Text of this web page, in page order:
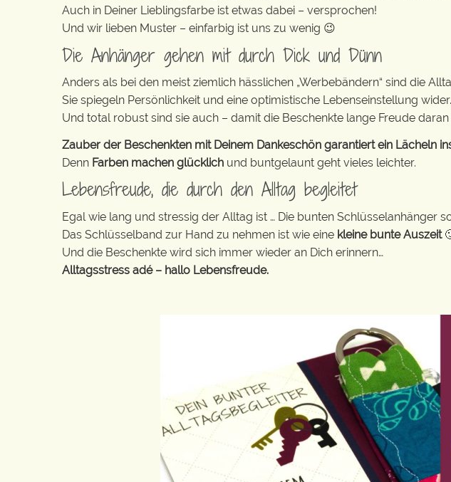
Auch in Deiner Lieblingsfarbe ist etwas dabei – versprochen!
Und wir lieben Muster – einfarbig ist uns zu wenig 😉
Die Anhänger gehen mit durch Dick und Dünn
Anders als bei den meist ziemlich hässlichen „Werbebändern“ sind die
Sie spiegeln Persönlichkeit und eine optimistische Lebenseinstellung wider.
Und total robust sind sie auch – damit die Beschenkte lange Freude daran
Zauber der Beschenkten mit Deinem Dankeschön garantiert ein Lächeln
Denn Farben machen glücklich und buntgelaunt geht vieles leichter.
Lebensfreude, die durch den Alltag begleitet
Egal wie lang und stressig der Alltag ist … Die bunten Schlüsselanhänger
Das Schlüsselband zur Hand zu nehmen ist wie eine kleine bunte Auszeit
Und die Beschenkte wird sich immer wieder an Dich erinnern…
Alltagsstress adé – hallo Lebensfreude.